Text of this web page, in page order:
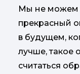
Мы не можем
прекрасный
в будущем,
лучше, такое
считаться